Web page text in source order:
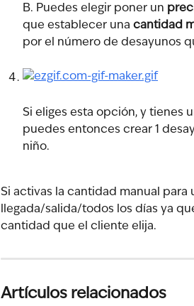
B. Puedes elegir poner un
que establecer una cantidad
por el número de desayunos
Si eliges esta opción, y tienes
puedes entonces crear 1
niño.
Si activas la cantidad manual para
llegada/salida/todos los días ya
cantidad que el cliente elija.
Artículos relacionados